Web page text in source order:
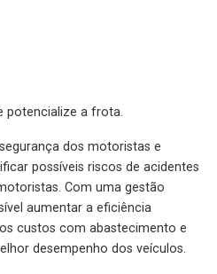
potencialize a frota.
dos motoristas e
possíveis riscos de acidentes
Com uma gestão
aumentar a eficiência
custos com abastecimento e
desempenho dos veículos.